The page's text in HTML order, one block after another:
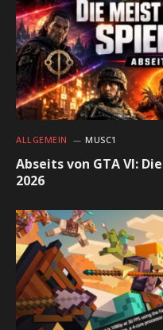
ALLGEMEIN MUSC1
Abseits von GTA VI:
2026